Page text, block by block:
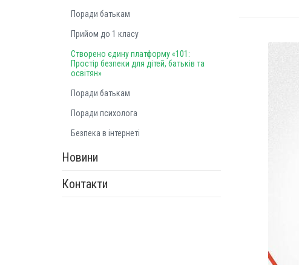
Поради батькам
Прийом до 1 класу
Створено єдину платформу «101:
Простір безпеки для дітей, батьків та
освітян»
Поради батькам
Поради психолога
Безпека в інтернеті
Новини
Контакти